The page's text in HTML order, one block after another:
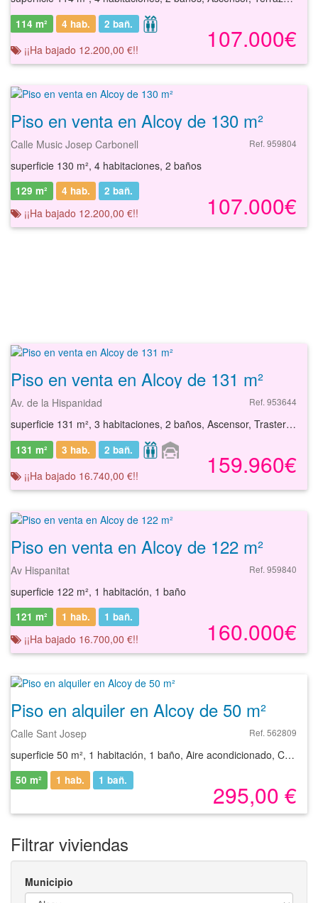
107.000€
114 m² 4 hab. 2 bañ.
¡¡Ha bajado 12.200,00 €!!
Piso en venta en Alcoy de 130 m²
Calle Music Josep Carbonell Ref. 959804
superficie 130 m², 4 habitaciones, 2 baños
107.000€
129 m² 4 hab. 2 bañ.
¡¡Ha bajado 12.200,00 €!!
Piso en venta en Alcoy de 131 m²
Av. de la Hispanidad Ref. 953644
superficie 131 m², 3 habitaciones, 2 baños, Ascensor, Trastero, Garaje, Calefacción
159.960€
131 m² 3 hab. 2 bañ.
¡¡Ha bajado 16.740,00 €!!
Piso en venta en Alcoy de 122 m²
Av Hispanitat Ref. 959840
superficie 122 m², 1 habitación, 1 baño
160.000€
121 m² 1 hab. 1 bañ.
¡¡Ha bajado 16.700,00 €!!
Piso en alquiler en Alcoy de 50 m²
Calle Sant Josep Ref. 562809
superficie 50 m², 1 habitación, 1 baño, Aire acondicionado, Calefacción
295,00 €
50 m² 1 hab. 1 bañ.
Filtrar viviendas
Municipio